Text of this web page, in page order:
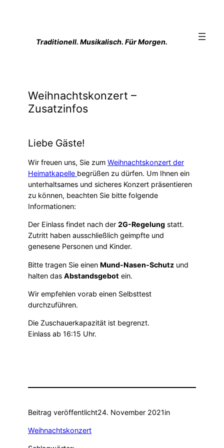
Traditionell. Musikalisch. Für Morgen.
Weihnachtskonzert –
Zusatzinfos
Liebe Gäste!
Wir freuen uns, Sie zum Weihnachtskonzert der
Heimatkapelle begrüßen zu dürfen. Um Ihnen ein
unterhaltsames und sicheres Konzert präsentieren
zu können, beachten Sie bitte folgende
Informationen:
Der Einlass findet nach der 2G-Regelung statt.
Zutritt haben ausschließlich geimpfte und
genesene Personen und Kinder.
Bitte tragen Sie einen Mund-Nasen-Schutz und
halten das Abstandsgebot ein.
Wir empfehlen vorab einen Selbsttest
durchzuführen.
Die Zuschauerkapazität ist begrenzt.
Einlass ab 16:15 Uhr.
Beitrag veröffentlicht24. November 2021in
Weihnachtskonzert